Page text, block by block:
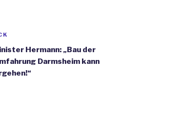
Hermann: „Bau der
Darmsheim kann